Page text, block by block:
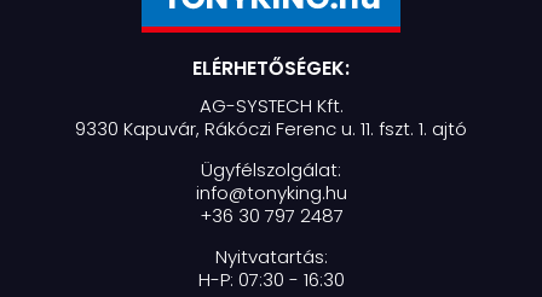
ELÉRHETŐSÉGEK:
AG-SYSTECH Kft.
9330 Kapuvár, Rákóczi Ferenc u. 11. fszt. 1. ajtó
Ügyfélszolgálat:
info@tonyking.hu
+36 30 797 2487
Nyitvatartás:
H-P: 07:30 - 16:30